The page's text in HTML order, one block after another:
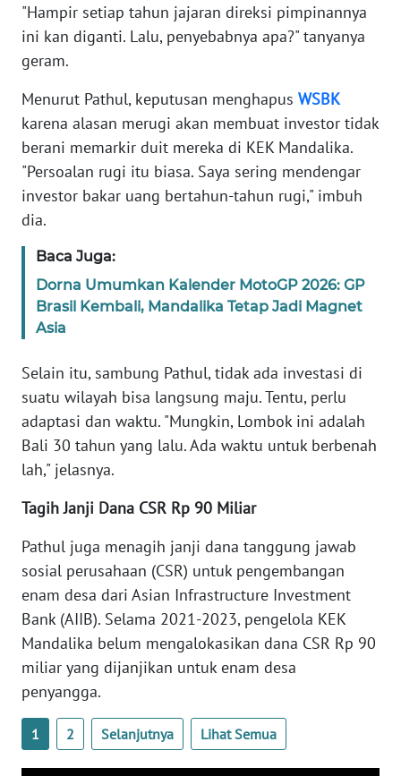
"Hampir setiap tahun jajaran direksi pimpinannya
ini kan diganti. Lalu, penyebabnya apa?" tanyanya
geram.
Menurut Pathul, keputusan menghapus WSBK
karena alasan merugi akan membuat investor tidak
berani memarkir duit mereka di KEK Mandalika.
"Persoalan rugi itu biasa. Saya sering mendengar
investor bakar uang bertahun-tahun rugi," imbuh
dia.
Baca Juga:
Dorna Umumkan Kalender MotoGP 2026: GP
Brasil Kembali, Mandalika Tetap Jadi Magnet
Asia
Selain itu, sambung Pathul, tidak ada investasi di
suatu wilayah bisa langsung maju. Tentu, perlu
adaptasi dan waktu. "Mungkin, Lombok ini adalah
Bali 30 tahun yang lalu. Ada waktu untuk berbenah
lah," jelasnya.
Tagih Janji Dana CSR Rp 90 Miliar
Pathul juga menagih janji dana tanggung jawab
sosial perusahaan (CSR) untuk pengembangan
enam desa dari Asian Infrastructure Investment
Bank (AIIB). Selama 2021-2023, pengelola KEK
Mandalika belum mengalokasikan dana CSR Rp 90
miliar yang dijanjikan untuk enam desa
penyangga.
1 2 Selanjutnya Lihat Semua
WN
WN
PAPUA
BARAT
WN
WN
SERAMBI
WN
JAMBI
WN
SULTRA
WN
WN
SULTENG
WN
SULBAR
BABEL